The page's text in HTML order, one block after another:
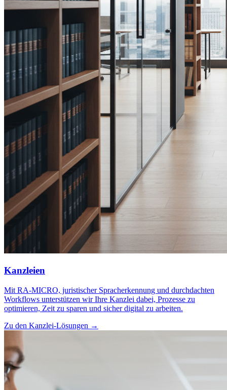
Kanzleien
Mit RA‑MICRO, juristischer Spracherkennung und durchdachten
Workflows unterstützen wir Ihre Kanzlei dabei, Prozesse zu
optimieren, Zeit zu sparen und sicher digital zu arbeiten.
Zu den Kanzlei-Lösungen →